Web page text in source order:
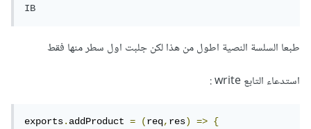
IB
طبعا السلسة النصية اطول من هذا لكن جلبت اول سطر منها فقط
استدعاء التابع write :
exports.addProduct = (req,res) =>
{